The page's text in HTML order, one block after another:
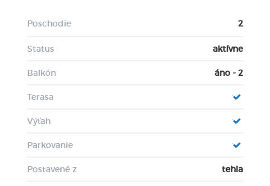
Poschodie 2
Status aktívne
Balkón áno - 2
Terasa
Výťah
Parkovanie
Postavené z tehla